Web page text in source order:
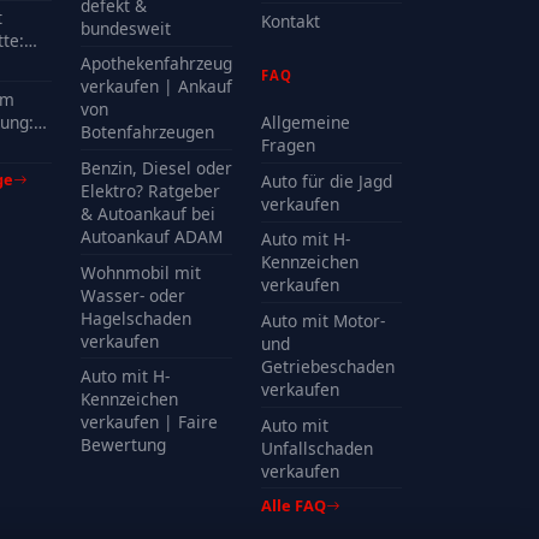
Die Bewertung ist unverbindlich, die Abholung
Ihr Geldsofort– wahlweise inbar oder
der Verkauf für Sieschnell, sicher und
– Abholung deutschlandweit
in Rekordzeit!
defekt &
bundesweit
Apothekenfahrzeug
verkaufen | Ankauf
von
Botenfahrzeugen
Benzin, Diesel oder
Elektro? Ratgeber
& Autoankauf bei
Autoankauf ADAM
Wohnmobil mit
Wasser- oder
Hagelschaden
verkaufen
Auto mit H-
Kennzeichen
verkaufen | Faire
Bewertung
Kontakt
FAQ
Allgemeine
Fragen
Auto für die Jagd
verkaufen
Auto mit H-
Kennzeichen
verkaufen
Auto mit Motor-
und
Getriebeschaden
verkaufen
Auto mit
Unfallschaden
verkaufen
Alle FAQ